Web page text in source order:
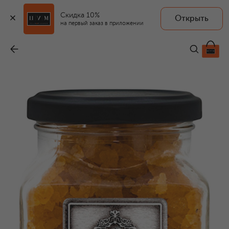
Скидка 10%
на первый заказ в приложении
Открыть
FARMACIA.SS ANNUNZIATA 1561
2 700 ₽